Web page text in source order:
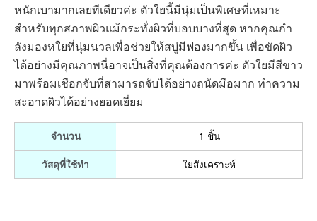
หนักเบามากเลยทีเดียวค่ะ ตัวใยนี้มีนุ่มเป็นพิเศษที่เหมาะ
สำหรับทุกสภาพผิวแม้กระทั่งผิวที่บอบบางที่สุด หากคุณกำ
ลังมองหใยที่นุ่มนวลเพื่อช่วยให้สบู่มีฟองมากขึ้น เพื่อขัดผิว
ได้อย่างมีคุณภาพนี่อาจเป็นสิ่งที่คุณต้องการค่ะ ตัวใยมีสีขาว
มาพร้อมเชือกจับที่สามารถจับได้อย่างถนัดมือมาก ทำความ
สะอาดผิวได้อย่างยอดเยี่ยม
จำนวน 1 ชิ้น
วัสดุที่ใช้ทำ ใยสังเคราะห์